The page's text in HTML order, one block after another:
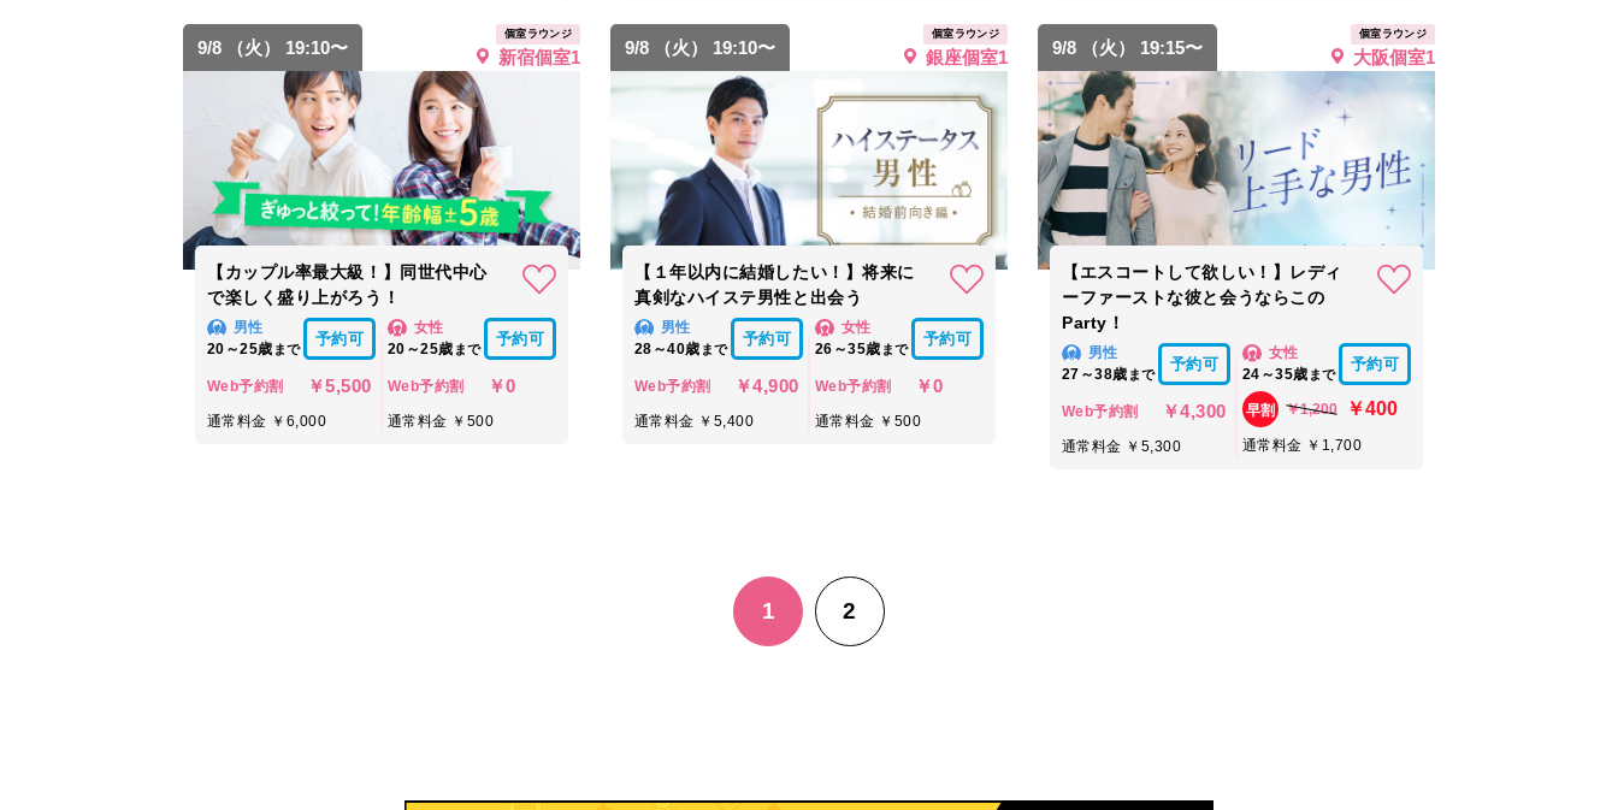
9/8 （火） 19:10〜
個室ラウンジ
新宿個室1
【カップル率最大級！】同世代中心
で楽しく盛り上がろう！
男性
20～25歳 まで
予約可
Web予約割 ￥5,500
通常料金 ￥6,000
女性
20～25歳 まで
予約可
Web予約割 ￥0
通常料金 ￥500
9/8 （火） 19:10〜
個室ラウンジ
銀座個室1
【１年以内に結婚したい！】将来に
真剣なハイステ男性と出会う
男性
28～40歳 まで
予約可
Web予約割 ￥4,900
通常料金 ￥5,400
女性
26～35歳 まで
予約可
Web予約割 ￥0
通常料金 ￥500
9/8 （火） 19:15〜
個室ラウンジ
大阪個室1
【エスコートして欲しい！】レディ
ーファーストな彼と会うならこの
Party！
男性
27～38歳 まで
予約可
Web予約割 ￥4,300
通常料金 ￥5,300
女性
24～35歳 まで
予約可
早割 ￥1,200 ￥400
通常料金 ￥1,700
1 2